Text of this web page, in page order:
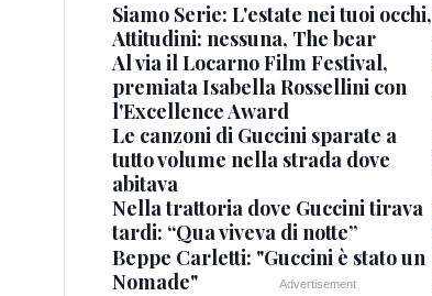
Siamo Serie: L'estate nei tuoi occhi,
Attitudini: nessuna, The bear
Al via il Locarno Film Festival,
premiata Isabella Rossellini con
l'Excellence Award
Le canzoni di Guccini sparate a
tutto volume nella strada dove
abitava
Nella trattoria dove Guccini tirava
tardi: “Qua viveva di notte”
Beppe Carletti: "Guccini è stato un
Nomade"